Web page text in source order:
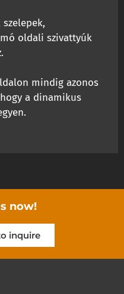
oldali szivattyúk
mindig azonos
a dinamikus
now!
inquire